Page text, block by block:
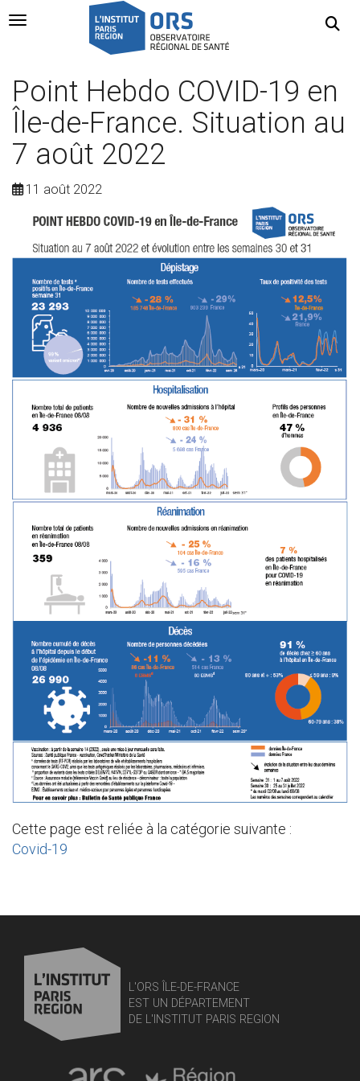
Navigation Toggle
Point Hebdo COVID-19 en
Île-de-France. Situation au
7 août 2022
11 août 2022
Cette page est reliée à la catégorie suivante :
Covid-19
L'ORS ÎLE-DE-FRANCE
EST UN DÉPARTEMENT
DE L'INSTITUT PARIS REGION